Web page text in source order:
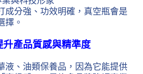
成分強、功效明確，真空瓶會是
擇。
產品質感與精準度
液、油類保養品，因為它能提供